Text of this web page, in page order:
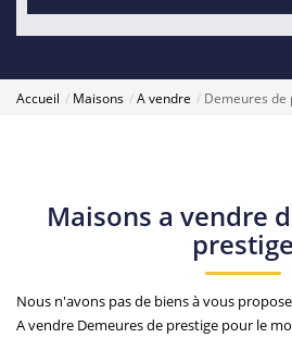
Accueil Maisons A vendre Demeures de
Maisons a vendre
prestige
Nous n'avons pas de biens à vous
A vendre Demeures de prestige pour le